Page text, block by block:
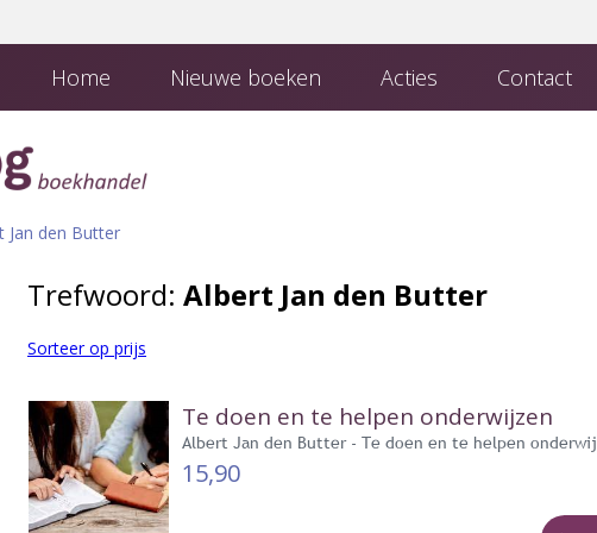
Home Nieuwe boeken Acties Contact
Jan den Butter
Trefwoord: Albert Jan den Butter
Sorteer op prijs
Te doen en te helpen onderwijzen
Albert Jan den Butter - Te doen en te helpen
15,90